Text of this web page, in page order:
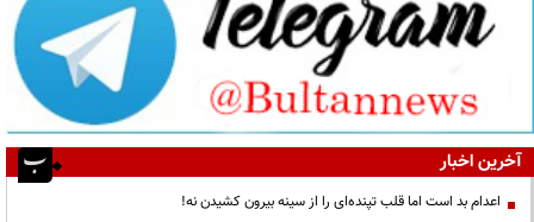
آخرین اخبار
اعدام بد است اما قلب تپنده‌ای را از سینه بیرون کشیدن نه!